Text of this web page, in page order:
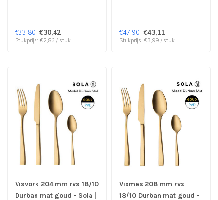
€33,80 €30,42
Stukprijs: €2,82 / stuk
€47,90 €43,11
Stukprijs: €3,99 / stuk
Visvork 204 mm rvs 18/10
Durban mat goud - Sola |
Vismes 208 mm rvs
18/10 Durban mat goud -